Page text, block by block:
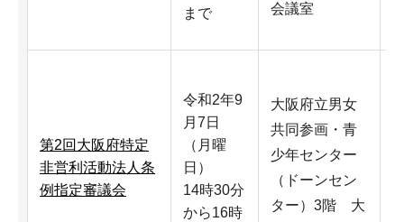
まで
会議室
第2回大阪府特定
非営利活動法人条
例指定審議会
令和2年9
月7日
（月曜
日）
14時30分
から16時
大阪府立男女
共同参画・青
少年センター
（ドーンセン
ター）3階 大